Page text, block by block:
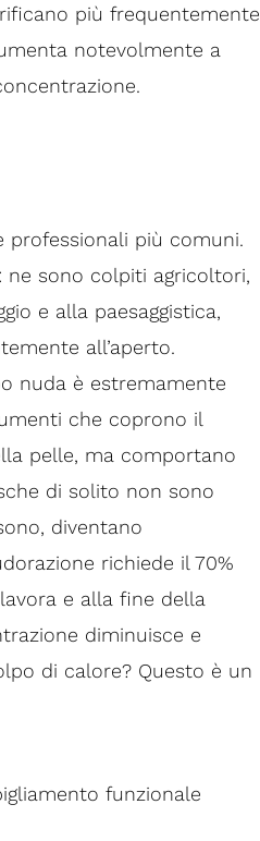
più frequentemente
notevolmente a
professionali più comuni.
ne sono colpiti agricoltori,
e alla paesaggistica,
all’aperto.
nuda è estremamente
che coprono il
pelle, ma comportano
di solito non sono
diventano
richiede il 70%
e alla fine della
diminuisce e
di calore? Questo è un
funzionale